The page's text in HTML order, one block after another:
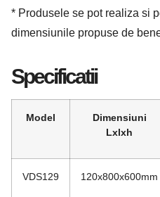
* Produsele se pot realiza si
dimensiunile propuse de
Specificatii
Model
Dimensiuni
Lxlxh
VDS129 120x800x600mm